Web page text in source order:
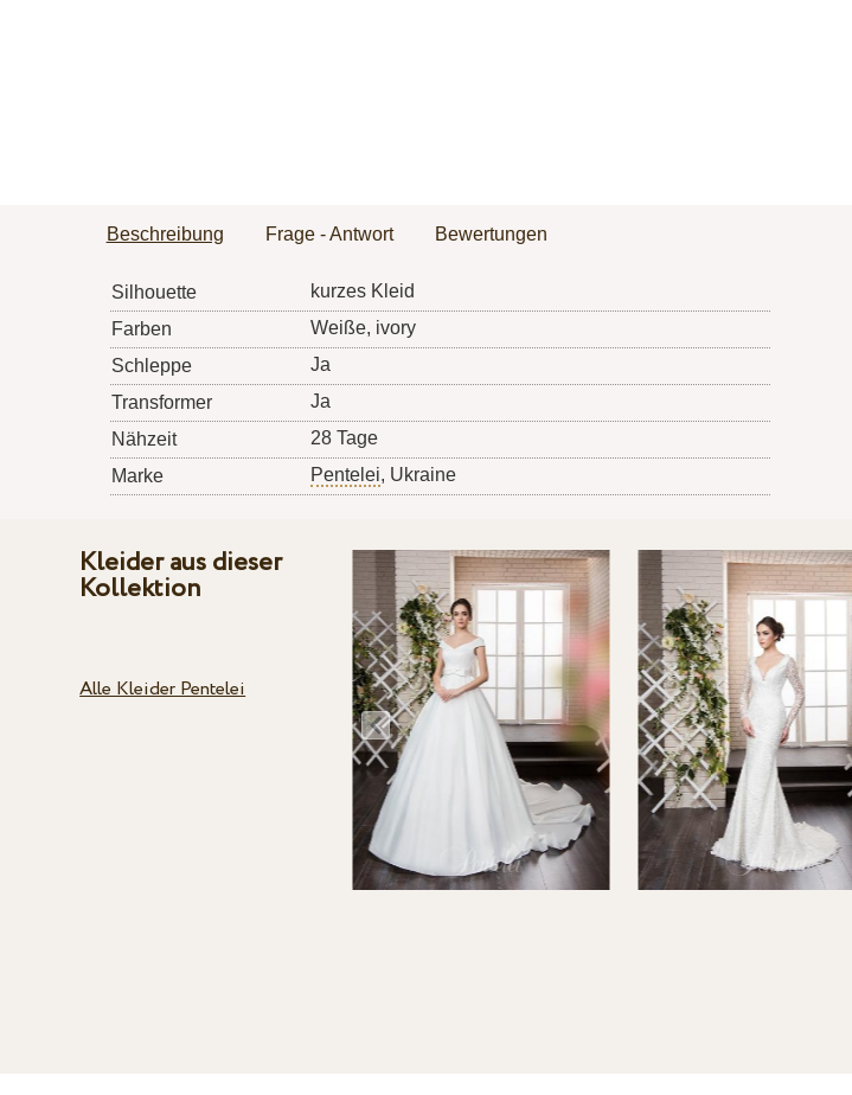
Beschreibung Frage - Antwort Bewertungen
Silhouette
kurzes Kleid
Farben
Weiße, ivory
Schleppe
Ja
Transformer
Ja
Nähzeit
28 Tage
Marke
Pentelei, Ukraine
Kleider aus dieser
Kollektion
Alle Kleider Pentelei